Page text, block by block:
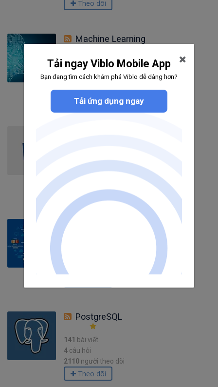
Theo dõi
Machine Learning
20bài viết
câu hỏi
Theo dõi
câu hỏi
4242người theo dõi
Theo dõi
2503
PostgreSQL
141 bài viết
4 câu hỏi
2110 người theo dõi
Theo dõi
Tải ngay Viblo Mobile App
Bạn đang tìm cách khám phá Viblo dễ dàng hơn?
Tải ứng dụng ngay